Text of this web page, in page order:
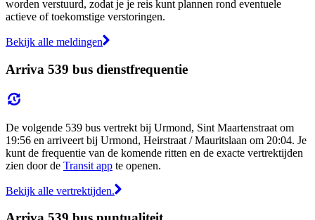
worden verstuurd, zodat je je reis kunt plannen rond eventuele
actieve of toekomstige verstoringen.
Bekijk alle meldingen
Arriva 539 bus dienstfrequentie
De volgende 539 bus vertrekt bij Urmond, Sint Maartenstraat om
19:56 en arriveert bij Urmond, Heirstraat / Mauritslaan om 20:04. Je
kunt de frequentie van de komende ritten en de exacte vertrektijden
zien door de Transit app te openen.
Bekijk alle vertrektijden.